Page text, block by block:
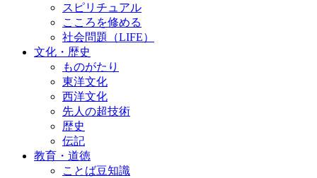
スピリチュアル
こころを修める
社会問題（LIFE）
文化・歴史
ものがたり
東洋文化
西洋文化
先人の超技術
歴史
伝記
教育・道徳
ことば豆知識